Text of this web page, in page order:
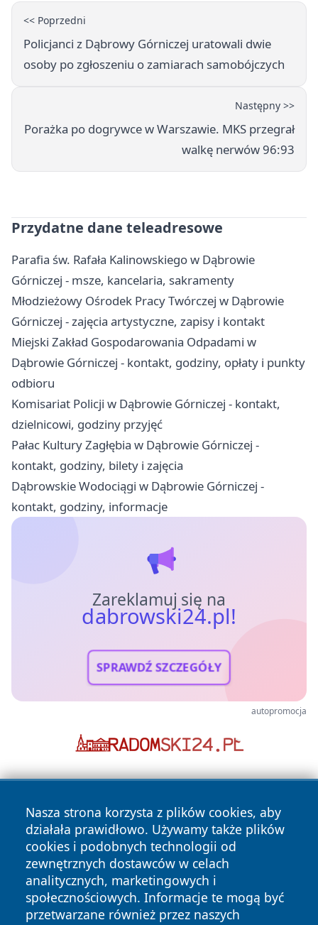
<< Poprzedni
Policjanci z Dąbrowy Górniczej uratowali dwie
osoby po zgłoszeniu o zamiarach samobójczych
Następny >>
Porażka po dogrywce w Warszawie. MKS przegrał
walkę nerwów 96:93
Przydatne dane teleadresowe
Parafia św. Rafała Kalinowskiego w Dąbrowie
Górniczej - msze, kancelaria, sakramenty
Młodzieżowy Ośrodek Pracy Twórczej w Dąbrowie
Górniczej - zajęcia artystyczne, zapisy i kontakt
Miejski Zakład Gospodarowania Odpadami w
Dąbrowie Górniczej - kontakt, godziny, opłaty i punkty
odbioru
Komisariat Policji w Dąbrowie Górniczej - kontakt,
dzielnicowi, godziny przyjęć
Pałac Kultury Zagłębia w Dąbrowie Górniczej -
kontakt, godziny, bilety i zajęcia
Dąbrowskie Wodociągi w Dąbrowie Górniczej -
kontakt, godziny, informacje
Zareklamuj się na
dabrowski24.pl!
SPRAWDŹ SZCZEGÓŁY
autopromocja
Nasza strona korzysta z plików cookies, aby
działała prawidłowo. Używamy także plików
cookies i podobnych technologii od
zewnętrznych dostawców w celach
analitycznych, marketingowych i
społecznościowych. Informacje te mogą być
przetwarzane również przez naszych
Copyright © 2026 dabrowski24.pl Wszystkie prawa
zastrzeżone.